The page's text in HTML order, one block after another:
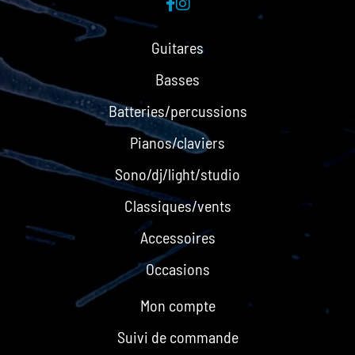
Guitares
Basses
Batteries/percussions
Pianos/claviers
Sono/dj/light/studio
Classiques/vents
Accessoires
Occasions
Mon compte
Suivi de commande